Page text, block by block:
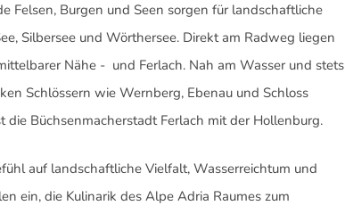
Felsen, Burgen und Seen sorgen für landschaftliche
Silbersee und Wörthersee. Direkt am Radweg liegen
Nähe - und Ferlach. Nah am Wasser und stets
Schlössern wie Wernberg, Ebenau und Schloss
Büchsenmacherstadt Ferlach mit der Hollenburg.
auf landschaftliche Vielfalt, Wasserreichtum und
ein, die Kulinarik des Alpe Adria Raumes zum